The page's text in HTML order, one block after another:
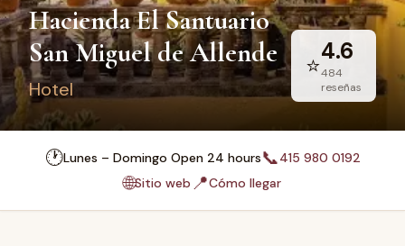
Hacienda El Santuario
San Miguel de Allende
Hotel
⭐
4.6
484
reseñas
🕐Lunes – Domingo Open 24 hours📞415 980 0192
🌐Sitio web 📍Cómo llegar